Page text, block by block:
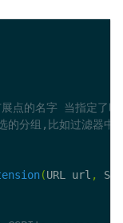
(URL url ,